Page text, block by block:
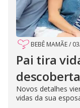
BEBÊ MAMÃE/
Pai tira
Novos detalhes
vidas da sua